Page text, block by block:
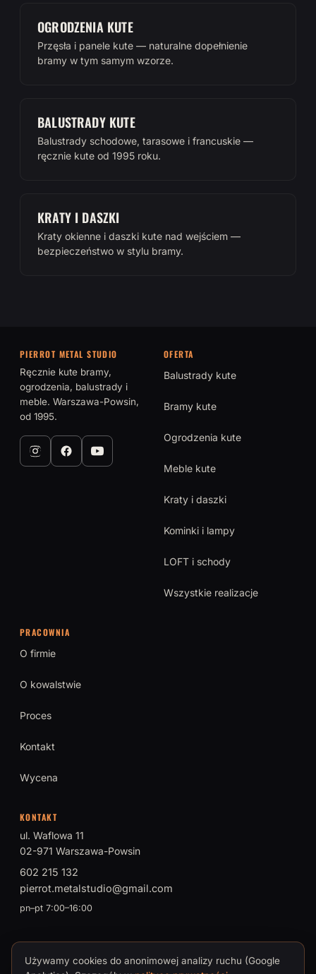
OGRODZENIA KUTE
Przęsła i panele kute — naturalne dopełnienie
bramy w tym samym wzorze.
BALUSTRADY KUTE
Balustrady schodowe, tarasowe i francuskie —
ręcznie kute od 1995 roku.
KRATY I DASZKI
Kraty okienne i daszki kute nad wejściem —
bezpieczeństwo w stylu bramy.
PIERROT METAL STUDIO
Ręcznie kute bramy,
ogrodzenia, balustrady i
meble. Warszawa-Powsin,
od 1995.
OFERTA
Balustrady kute
Bramy kute
Ogrodzenia kute
Meble kute
Kraty i daszki
Kominki i lampy
LOFT i schody
Wszystkie realizacje
PRACOWNIA
O firmie
O kowalstwie
Proces
Kontakt
Wycena
KONTAKT
ul. Waflowa 11
02-971 Warszawa-Powsin
602 215 132
pierrot.metalstudio@gmail.com
pn–pt 7:00–16:00
© 2026 PIERROT Metal Studio · Tomasz Brokman, Mistrz Sztuki
Używamy cookies do anonimowej analizy ruchu (Google